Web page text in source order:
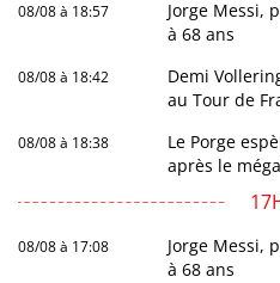
08/08 à 18:57
Jorge Messi,
à 68 ans
08/08 à 18:42
Demi
au Tour de
08/08 à 18:38
Le Porge
après le
08/08 à 17:08
Jorge Messi,
à 68 ans